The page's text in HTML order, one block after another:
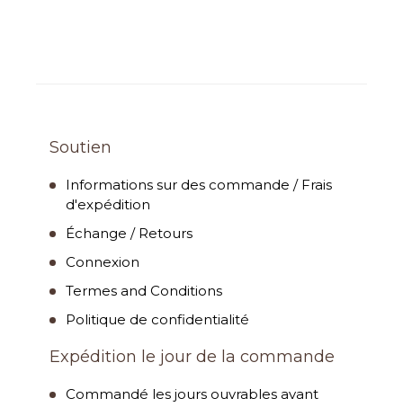
Soutien
Informations sur des commande / Frais
d'expédition
Échange / Retours
Connexion
Termes and Conditions
Politique de confidentialité
Expédition le jour de la commande
Commandé les jours ouvrables avant